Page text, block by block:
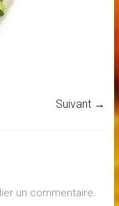
Suivant →
un commentaire.